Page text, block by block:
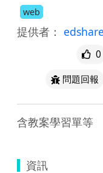
web
提供者： edshare
0
問題回報
含教案學習單等
資訊